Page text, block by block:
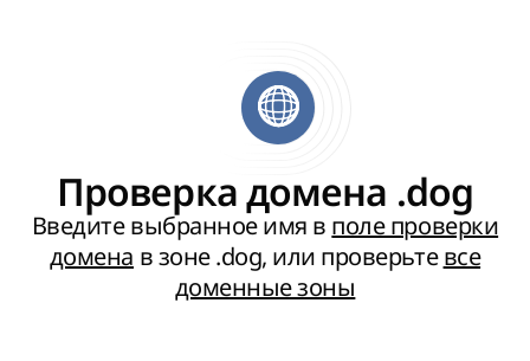
Проверка домена .dog
Введите выбранное имя в поле проверки
домена в зоне .dog, или проверьтевсе
доменные зоны